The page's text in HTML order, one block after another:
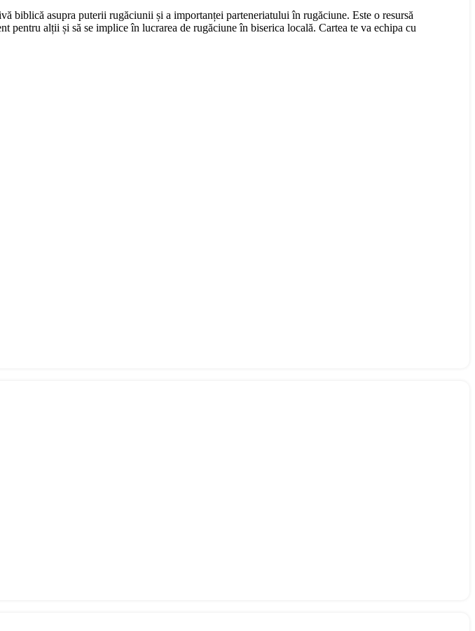
biblică asupra puterii rugăciunii și a importanței parteneriatului în rugăciune. Este o resursă
pentru alții și să se implice în lucrarea de rugăciune în biserica locală. Cartea te va echipa cu